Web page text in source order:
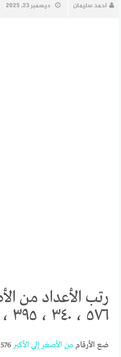
احمد سليمان ديسمبر 23, 2025
رتب الأعداد من
٥٧٦ ، ٣٤٠ ، ٣٩٥ ، ٥٦٧ ، ٢١٩
ضع الأرقام من الأصغر إلى الأكبر 576 و 340 و 395 و 567 و 219.